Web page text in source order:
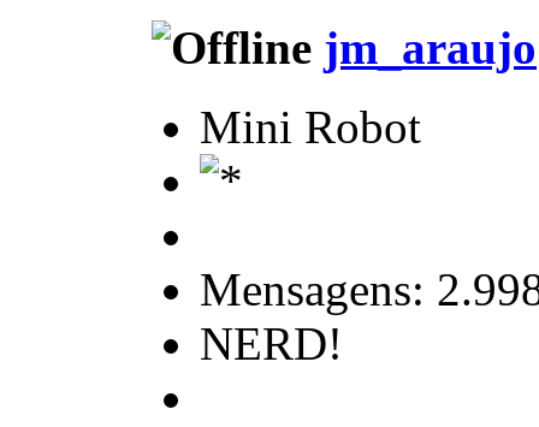
jm_araujo
Mini Robot
Mensagens:
NERD!